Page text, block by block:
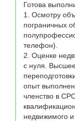
Готова
1. Осмотру
пограничных
телефон).
2. Оценке
с нуля.
опыт
членство в
недвижимого